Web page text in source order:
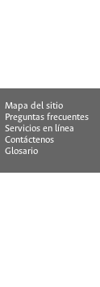
Mapa del sitio
Preguntas frecuentes
Servicios en línea
Contáctenos
Glosario